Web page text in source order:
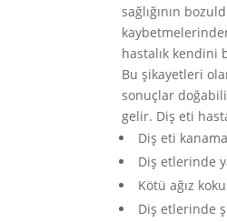
sağlığının
hastalık kendini
Bu şikayetleri
sonuçlar
gelir. Diş eti
Diş eti
Diş etlerinde
Kötü ağız
Diş etlerinde